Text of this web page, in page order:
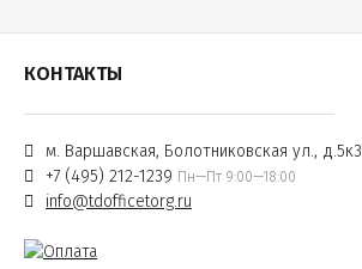
КОНТАКТЫ
м. Варшавская, Болотниковская ул., д.5к3
+7 (495) 212-1239 Пн—Пт 9:00—18:00
info@tdofficetorg.ru